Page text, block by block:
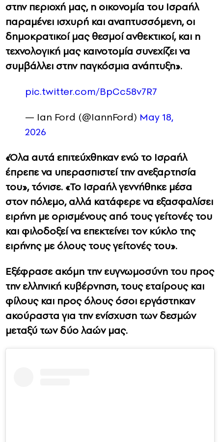
στην περιοχή μας, η οικονομία του Ισραήλ
παραμένει ισχυρή και αναπτυσσόμενη, οι
δημοκρατικοί μας θεσμοί ανθεκτικοί, και η
τεχνολογική μας καινοτομία συνεχίζει να
συμβάλλει στην παγκόσμια ανάπτυξη».
pic.twitter.com/BpCc58v7R7
— Ian Ford (@IannFord) May 18,
2026
«Όλα αυτά επιτεύχθηκαν ενώ το Ισραήλ
έπρεπε να υπερασπιστεί την ανεξαρτησία
του», τόνισε. «Το Ισραήλ γεννήθηκε μέσα
στον πόλεμο, αλλά κατάφερε να εξασφαλίσει
ειρήνη με ορισμένους από τους γείτονές του
και φιλοδοξεί να επεκτείνει τον κύκλο της
ειρήνης με όλους τους γείτονές του».
Εξέφρασε ακόμη την ευγνωμοσύνη του προς
την ελληνική κυβέρνηση, τους εταίρους και
φίλους και προς όλους όσοι εργάστηκαν
ακούραστα για την ενίσχυση των δεσμών
μεταξύ των δύο λαών μας.